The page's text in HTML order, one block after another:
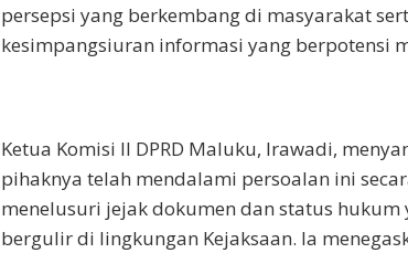
persepsi yang berkembang di masyarakat
kesimpangsiuran informasi yang berpotensi
Ketua Komisi II DPRD Maluku, Irawadi,
pihaknya telah mendalami persoalan ini
menelusuri jejak dokumen dan status hukum
bergulir di lingkungan Kejaksaan. Ia